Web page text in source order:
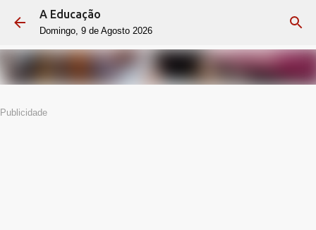
Avançar para o conteúdo principal
A Educação
Domingo, 9 de Agosto 2026
Publicidade